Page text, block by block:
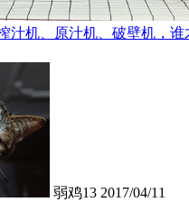
汁机、原汁机、破壁机，
弱鸡13 2017/04/11